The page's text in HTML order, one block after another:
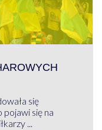
się
się na
...